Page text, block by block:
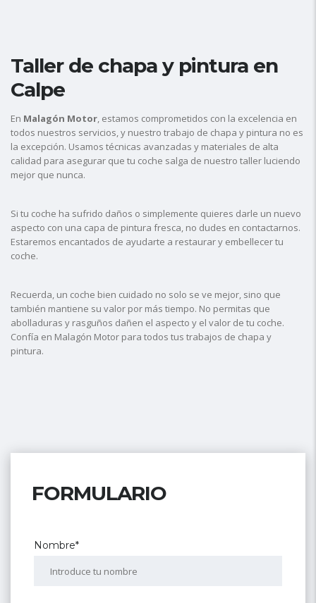
Taller de chapa y pintura en
Calpe
En Malagón Motor , estamos comprometidos con la excelencia en
todos nuestros servicios, y nuestro trabajo de chapa y pintura no es
la excepción. Usamos técnicas avanzadas y materiales de alta
calidad para asegurar que tu coche salga de nuestro taller luciendo
mejor que nunca.
Si tu coche ha sufrido daños o simplemente quieres darle un nuevo
aspecto con una capa de pintura fresca, no dudes en contactarnos.
Estaremos encantados de ayudarte a restaurar y embellecer tu
coche.
Recuerda, un coche bien cuidado no solo se ve mejor, sino que
también mantiene su valor por más tiempo. No permitas que
abolladuras y rasguños dañen el aspecto y el valor de tu coche.
Confía en Malagón Motor para todos tus trabajos de chapa y
pintura.
FORMULARIO
Nombre*